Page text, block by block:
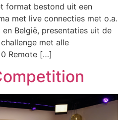
format bestond uit een
met live connecties met o.a.
en België, presentaties uit de
met alle
Remote […]